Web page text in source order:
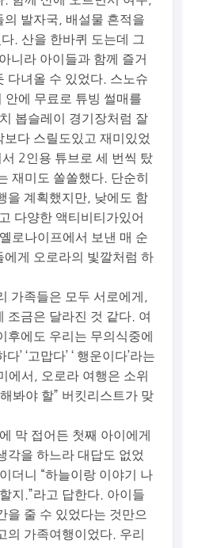
의 발자국, 배설물 흔적을
. 산을 한바퀴 도는데 그
니라 아이들과 함께 즐거
다녀올 수 있었다. 스노슈
에 무료로 튜빙 썰매를
봅슬레이 경기장처럼 잘
다 스릴도있고 재미있었
2인용 튜브로 세 번씩 탔
재미도 쏠쏠했다. 단순히
을 계획했지만, 낮에도 함
다양한 액티비티가있어
로나이프에서 보낸 매 순
에게 오로라의 빛깔처럼 하
가족들은 모두 서로에게,
조금은 달라진 것 같다. 여
후에도 우리는 무의식중에
’ ‘고맙다’ ‘ 행운이다’라는
에서, 오로라 여행은 소위
봐야 할” 버킷리스트가 맞
막 접어든 첫째 아이에게
각을 하느라 대답도 없었
더니 “하늘이랑 이야기 나
지.”라고 답한다. 아이들
을 줄 수 있었다는 것만으
의 가족여행이었다. 우리